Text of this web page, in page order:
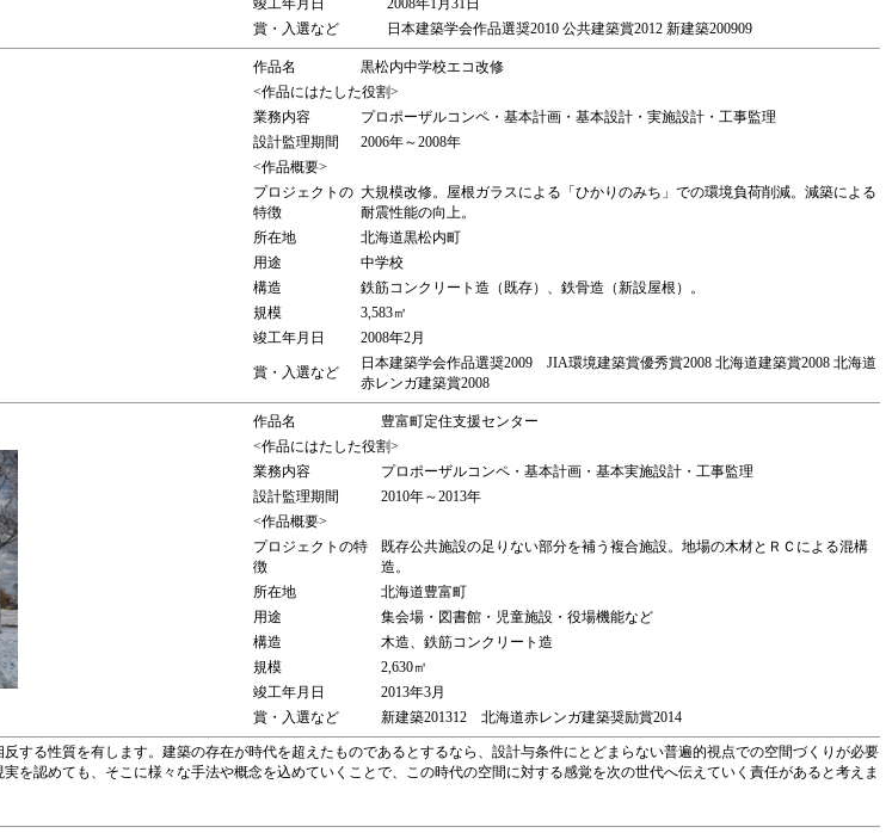
竣工年月日
2008年1月31日
賞・入選など
日本建築学会作品選奨2010 公共建築賞2012 新建築200909
作品名
黒松内中学校エコ改修
<作品にはたした役割>
業務内容
プロポーザルコンペ・基本計画・基本設計・実施設計・工事監理
設計監理期間
2006年～2008年
<作品概要>
プロジェクトの
特徴
大規模改修。屋根ガラスによる「ひかりのみち」での環境負荷削減。減築による
耐震性能の向上。
所在地
北海道黒松内町
用途
中学校
構造
鉄筋コンクリート造（既存）、鉄骨造（新設屋根）。
規模
3,583㎡
竣工年月日
2008年2月
賞・入選など
日本建築学会作品選奨2009 JIA環境建築賞優秀賞2008 北海道建築賞2008 北海道
赤レンガ建築賞2008
作品名
豊富町定住支援センター
<作品にはたした役割>
業務内容
プロポーザルコンペ・基本計画・基本実施設計・工事監理
設計監理期間
2010年～2013年
<作品概要>
プロジェクトの特
徴
既存公共施設の足りない部分を補う複合施設。地場の木材とＲＣによる混構
造。
所在地
北海道豊富町
用途
集会場・図書館・児童施設・役場機能など
構造
木造、鉄筋コンクリート造
規模
2,630㎡
竣工年月日
2013年3月
賞・入選など
新建築201312 北海道赤レンガ建築奨励賞2014
する性質を有します。建築の存在が時代を超えたものであるとするなら、設計与条件にとどまらない普遍的視点での空間づくりが必要
を認めても、そこに様々な手法や概念を込めていくことで、この時代の空間に対する感覚を次の世代へ伝えていく責任があると考えま